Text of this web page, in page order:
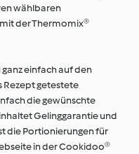
wählbaren
der Thermomix®
einfach auf den
Rezept getestete
die gewünschte
Gelinggarantie und
die Portionierungen für
in der Cookidoo®